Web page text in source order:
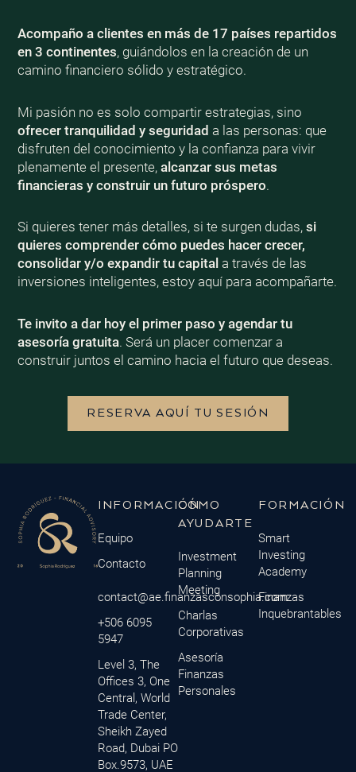
Acompaño a clientes en más de 17 países repartidos
en 3 continentes, guiándolos en la creación de un
camino financiero sólido y estratégico.
Mi pasión no es solo compartir estrategias, sino
ofrecer tranquilidad y seguridad a las personas: que
disfruten del conocimiento y la confianza para vivir
plenamente el presente, alcanzar sus metas
financieras y construir un futuro próspero.
Si quieres tener más detalles, si te surgen dudas, si
quieres comprender cómo puedes hacer crecer,
consolidar y/o expandir tu capital a través de las
inversiones inteligentes, estoy aquí para acompañarte.
Te invito a dar hoy el primer paso y agendar tu
asesoría gratuita. Será un placer comenzar a
construir juntos el camino hacia el futuro que deseas.
RESERVA AQUÍ TU SESIÓN
INFORMACIÓN
Equipo
Contacto
contact@ae.finanzasconsophia.com
+506 6095
5947
Level 3, The
Offices 3, One
Central, World
Trade Center,
Sheikh Zayed
Road, Dubai PO
Box.9573, UAE
CÓMO
AYUDARTE
Investment
Planning
Meeting
Charlas
Corporativas
Asesoría
Finanzas
Personales
FORMACIÓN
Smart
Investing
Academy
Finanzas
Inquebrantables